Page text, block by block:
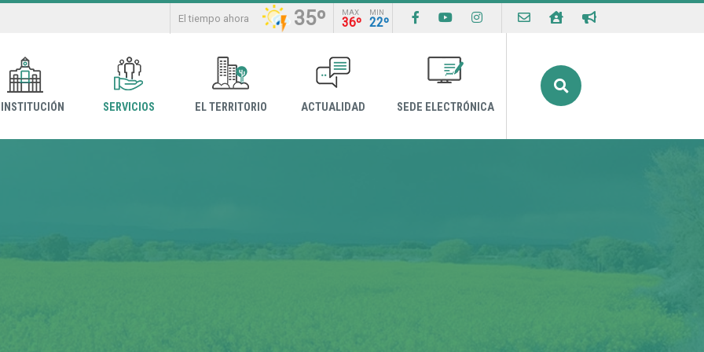
El tiempo ahora 35º MAX
36º
MIN
22º
SERVICIOS EL TERRITORIO ACTUALIDAD SEDE ELECTRÓNICA